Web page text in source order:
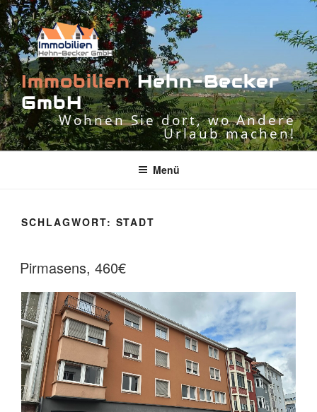
Zum
Inhalt
springen
Immobilien Hehn-Becker
GmbH
Wohnen Sie dort, wo Andere
Urlaub machen!
Menü
SCHLAGWORT: STADT
Pirmasens, 460€